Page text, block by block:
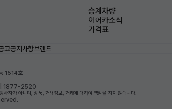
승계차량
이어카소식
가격표
고공지사항브랜드
1514호
| 1877-2520
사자가 아니며, 상품, 거래정보, 거래에 대하여 책임을 지지 않습니다.